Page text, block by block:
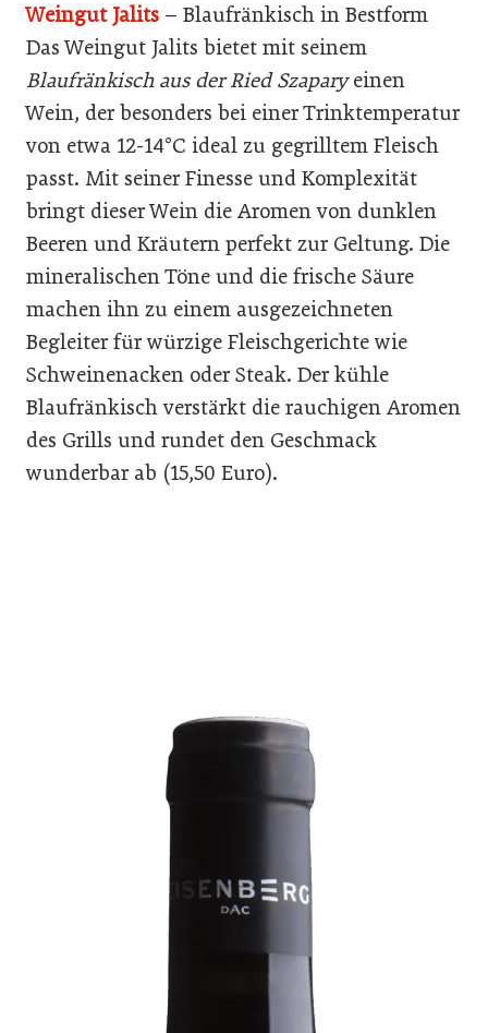
Weingut Jalits – Blaufränkisch in Bestform
Das Weingut Jalits bietet mit seinem
Blaufränkisch aus der Ried Szaparyeinen
Wein, der besonders bei einer Trinktemperatur
von etwa 12-14°C ideal zu gegrilltem Fleisch
passt. Mit seiner Finesse und Komplexität
bringt dieser Wein die Aromen von dunklen
Beeren und Kräutern perfekt zur Geltung. Die
mineralischen Töne und die frische Säure
machen ihn zu einem ausgezeichneten
Begleiter für würzige Fleischgerichte wie
Schweinenacken oder Steak. Der kühle
Blaufränkisch verstärkt die rauchigen Aromen
des Grills und rundet den Geschmack
wunderbar ab (15,50 Euro).